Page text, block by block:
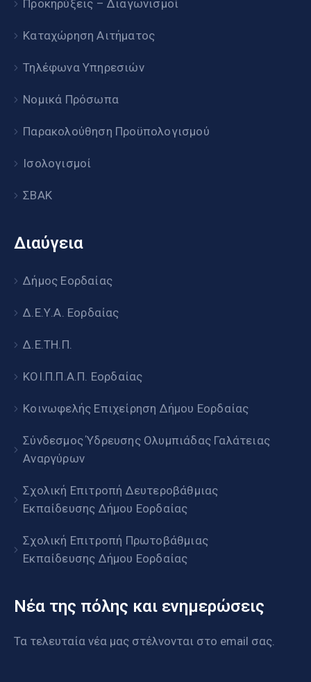
Προκηρύξεις – Διαγωνισμοί
Καταχώρηση Αιτήματος
Τηλέφωνα Υπηρεσιών
Νομικά Πρόσωπα
Παρακολούθηση Προϋπολογισμού
Ισολογισμοί
ΣΒΑΚ
Διαύγεια
Δήμος Εορδαίας
Δ.Ε.Υ.Α. Εορδαίας
Δ.Ε.ΤΗ.Π.
ΚΟΙ.Π.Π.Α.Π. Εορδαίας
Κοινωφελής Επιχείρηση Δήμου Εορδαίας
Σύνδεσμος Ύδρευσης Ολυμπιάδας Γαλάτειας
Αναργύρων
Σχολική Επιτροπή Δευτεροβάθμιας
Εκπαίδευσης Δήμου Εορδαίας
Σχολική Επιτροπή Πρωτοβάθμιας
Εκπαίδευσης Δήμου Εορδαίας
Νέα της πόλης και ενημερώσεις
Τα τελευταία νέα μας στέλνονται στο email σας.